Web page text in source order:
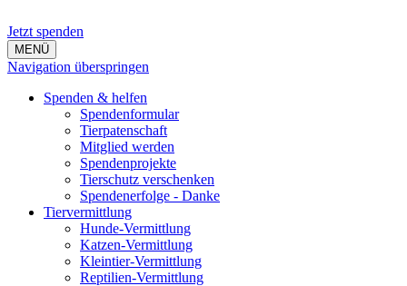
Jetzt spenden
MENÜ
Navigation überspringen
Spenden & helfen
Spendenformular
Tierpatenschaft
Mitglied werden
Spendenprojekte
Tierschutz verschenken
Spendenerfolge - Danke
Tiervermittlung
Hunde-Vermittlung
Katzen-Vermittlung
Kleintier-Vermittlung
Reptilien-Vermittlung